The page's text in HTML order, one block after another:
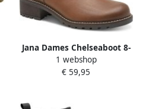
Jana Dames Chelseaboot 8-
25486-45 305 H-breedte
1 webshop
€ 59,95